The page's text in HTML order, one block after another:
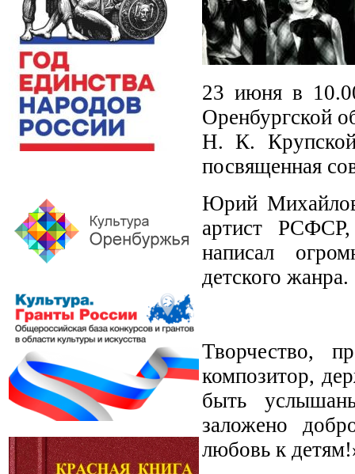
23 июня в
Оренбургской
Н. К. Крупской
посвященная
Юрий
артист
написал
детского жанра.
Творчество,
композитор,
быть
заложено
любовь к